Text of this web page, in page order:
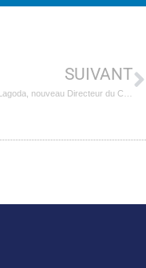
SUIVANT